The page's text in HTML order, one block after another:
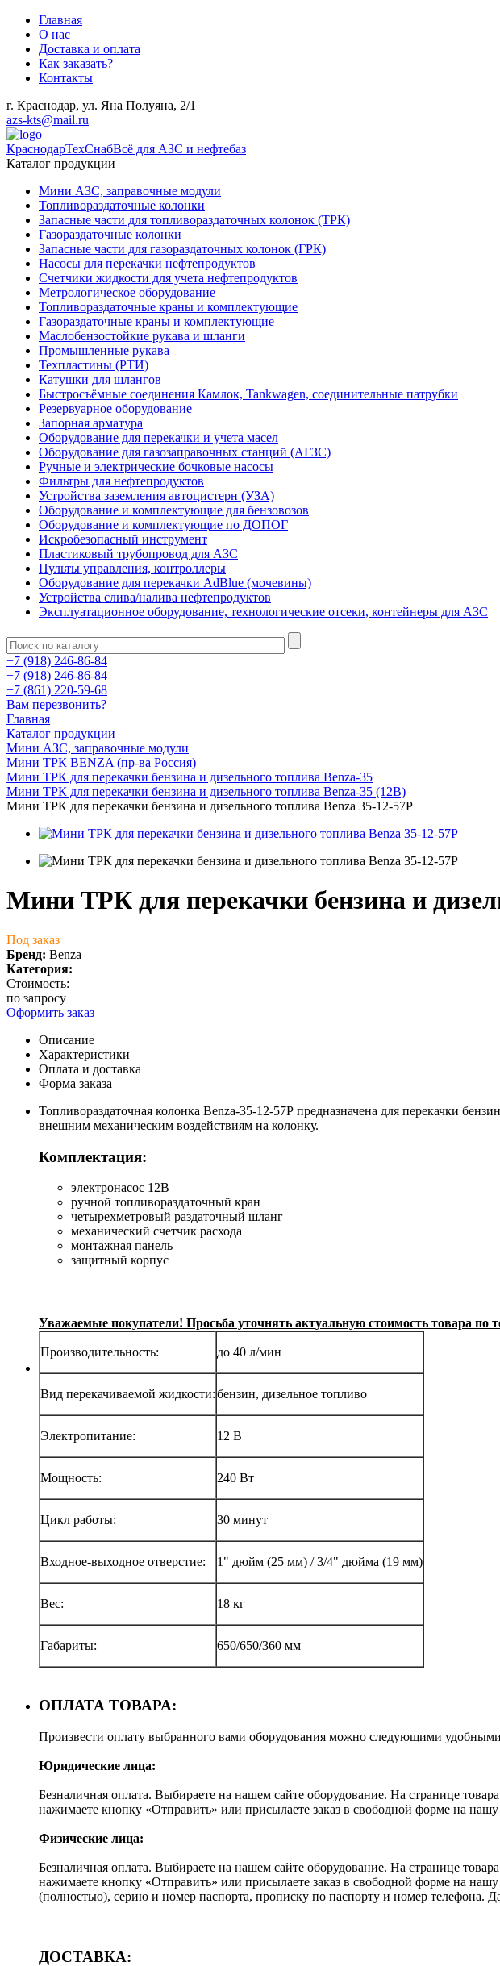
Главная
О нас
Доставка и оплата
Как заказать?
Контакты
г. Краснодар, ул. Яна Полуяна, 2/1
azs-kts@mail.ru
КраснодарТехСнабВсё для АЗС и нефтебаз
Каталог продукции
Мини АЗС, заправочные модули
Топливораздаточные колонки
Запасные части для топливораздаточных колонок (ТРК)
Газораздаточные колонки
Запасные части для газораздаточных колонок (ГРК)
Насосы для перекачки нефтепродуктов
Счетчики жидкости для учета нефтепродуктов
Метрологическое оборудование
Топливораздаточные краны и комплектующие
Газораздаточные краны и комплектующие
Маслобензостойкие рукава и шланги
Промышленные рукава
Техпластины (РТИ)
Катушки для шлангов
Быстросъёмные соединения Камлок, Tankwagen, соединительные патрубки
Резервуарное оборудование
Запорная арматура
Оборудование для перекачки и учета масел
Оборудование для газозаправочных станций (АГЗС)
Ручные и электрические бочковые насосы
Фильтры для нефтепродуктов
Устройства заземления автоцистерн (УЗА)
Оборудование и комплектующие для бензовозов
Оборудование и комплектующие по ДОПОГ
Искробезопасный инструмент
Пластиковый трубопровод для АЗС
Пульты управления, контроллеры
Оборудование для перекачки AdBlue (мочевины)
Устройства слива/налива нефтепродуктов
Эксплуатационное оборудование, технологические отсеки, контейнеры для АЗС
+7 (918) 246-86-84
+7 (918) 246-86-84
+7 (861) 220-59-68
Вам перезвонить?
Главная
Каталог продукции
Мини АЗС, заправочные модули
Мини ТРК BENZA (пр-ва Россия)
Мини ТРК для перекачки бензина и дизельного топлива Benza-35
Мини ТРК для перекачки бензина и дизельного топлива Benza-35 (12В)
Мини ТРК для перекачки бензина и дизельного топлива Benza 35-12-57Р
Мини ТРК для перекачки бензина и
Под заказ
Бренд: Benza
Категория:
Стоимость:
по запросу
Оформить заказ
Описание
Характеристики
Оплата и доставка
Форма заказа
Топливораздаточная колонка Benza-35-12-57Р предназначена для перекачки
внешним механическим воздействиям на колонку.
Комплектация:
электронасос 12В
ручной топливораздаточный кран
четырехметровый раздаточный шланг
механический счетчик расхода
монтажная панель
защитный корпус
Уважаемые покупатели! Просьба уточнять актуальную стоимость товара по
Производительность: до 40 л/мин
Вид перекачиваемой жидкости:бензин, дизельное топливо
Электропитание: 12 В
Мощность: 240 Вт
Цикл работы: 30 минут
Входное-выходное отверстие: 1" дюйм (25 мм) / 3/4" дюйма (19 мм)
Вес: 18 кг
Габариты: 650/650/360 мм
ОПЛАТА ТОВАРА:
Произвести оплату выбранного вами оборудования можно следующими
Юридические лица:
Безналичная оплата. Выбираете на нашем сайте оборудование. На странице
нажимаете кнопку «Отправить» или присылаете заказ в свободной форме на
Физические лица:
Безналичная оплата. Выбираете на нашем сайте оборудование. На странице
нажимаете кнопку «Отправить» или присылаете заказ в свободной форме на
(полностью), серию и номер паспорта, прописку по паспорту и номер
ДОСТАВКА: